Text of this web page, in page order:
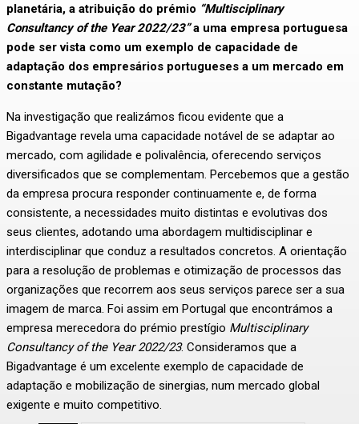
planetária, a atribuição do prémio “Multisciplinary
Consultancy of the Year 2022/23”a uma empresa portuguesa
pode ser vista como um exemplo de capacidade de
adaptação dos empresários portugueses a um mercado em
constante mutação?
Na investigação que realizámos ficou evidente que a
Bigadvantage revela uma capacidade notável de se adaptar ao
mercado, com agilidade e polivalência, oferecendo serviços
diversificados que se complementam. Percebemos que a gestão
da empresa procura responder continuamente e, de forma
consistente, a necessidades muito distintas e evolutivas dos
seus clientes, adotando uma abordagem multidisciplinar e
interdisciplinar que conduz a resultados concretos. A orientação
para a resolução de problemas e otimização de processos das
organizações que recorrem aos seus serviços parece ser a sua
imagem de marca. Foi assim em Portugal que encontrámos a
empresa merecedora do prémio prestígio Multisciplinary
Consultancy of the Year 2022/23. Consideramos que a
Bigadvantage é um excelente exemplo de capacidade de
adaptação e mobilização de sinergias, num mercado global
exigente e muito competitivo.